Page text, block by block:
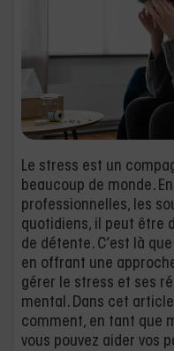
Le stress est un
beaucoup de monde.
professionnelles, les
quotidiens, il peut être
de détente. C’est là
en offrant une
gérer le stress et ses
mental. Dans cet
comment, en tant que
vous pouvez aider vos